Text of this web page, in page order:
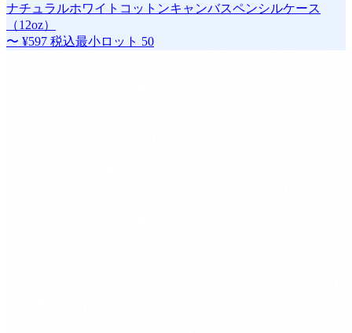
ナチュラルホワイトコットンキャンバスペンシルケース
（12oz）
〜 ¥597 税込最小ロット 50